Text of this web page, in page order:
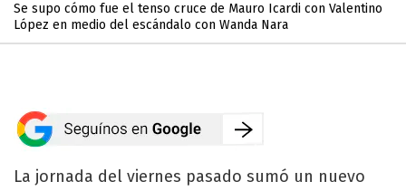
Se supo cómo fue el tenso cruce de Mauro Icardi con Valentino
López en medio del escándalo con Wanda Nara
La jornada del viernes pasado sumó un nuevo